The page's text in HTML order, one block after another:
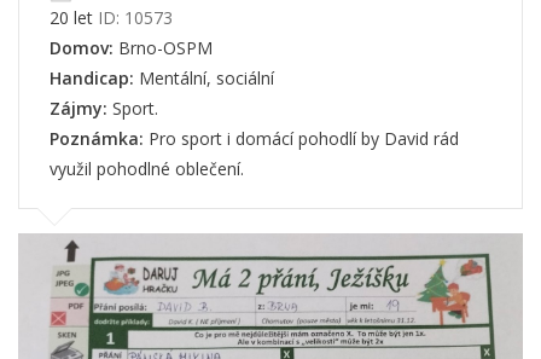
20 let ID: 10573
Domov: Brno-OSPM
Handicap: Mentální, sociální
Zájmy: Sport.
Poznámka: Pro sport i domácí pohodlí by David rád
využil pohodlné oblečení.